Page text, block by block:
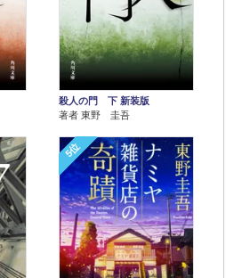
殺人の門 下 新装版
著者 東野 圭吾
5位